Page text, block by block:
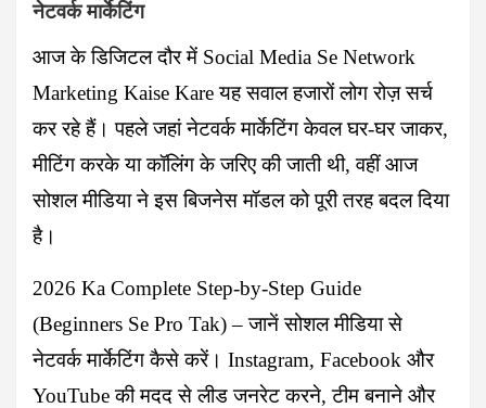
नेटवर्क मार्केटिंग
आज के डिजिटल दौर में Social Media Se Network
Marketing Kaise Kare यह सवाल हजारों लोग रोज़ सर्च
कर रहे हैं। पहले जहां नेटवर्क मार्केटिंग केवल घर-घर जाकर,
मीटिंग करके या कॉलिंग के जरिए की जाती थी, वहीं आज
सोशल मीडिया ने इस बिजनेस मॉडल को पूरी तरह बदल दिया
है।
2026 Ka Complete Step-by-Step Guide
(Beginners Se Pro Tak) –जानें सोशल मीडिया से
नेटवर्क मार्केटिंग कैसे करें। Instagram, Facebook और
YouTube की मदद से लीड जनरेट करने, टीम बनाने और